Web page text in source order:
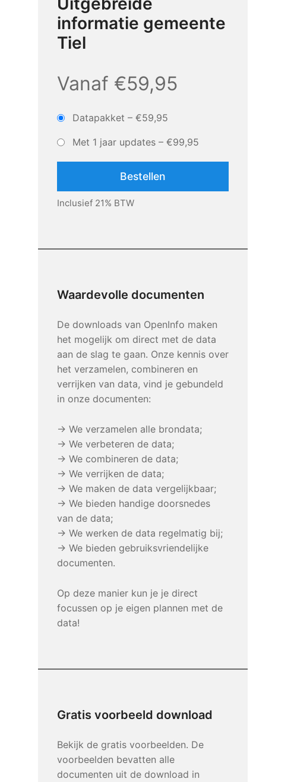
informatie gemeente
Tiel
Vanaf €59,95
Datapakket – €59,95
Met 1 jaar updates– €99,95
Bestellen
Inclusief 21% BTW
Waardevolle documenten
De downloads van OpenInfo maken
het mogelijk om direct met de data
aan de slag te gaan. Onze kennis over
het verzamelen, combineren en
verrijken van data, vind je gebundeld
in onze documenten:
→ We verzamelen alle brondata;
→ We verbeteren de data;
→ We combineren de data;
→ We verrijken de data;
→ We maken de data vergelijkbaar;
→ We bieden handige doorsnedes
van de data;
→ We werken de data regelmatig bij;
→ We bieden gebruiksvriendelijke
documenten.
Op deze manier kun je je direct
focussen op je eigen plannen met de
data!
Gratis voorbeeld download
Bekijk de gratis voorbeelden. De
voorbeelden bevatten alle
documenten uit de download in